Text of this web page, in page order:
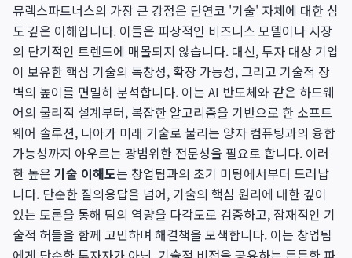
뮤렉스파트너스의 가장 큰 강점은 단연코 '기술' 자체에 대한 심
도 깊은 이해입니다. 이들은 피상적인 비즈니스 모델이나 시장
의 단기적인 트렌드에 매몰되지 않습니다. 대신, 투자 대상 기업
이 보유한 핵심 기술의 독창성, 확장 가능성, 그리고 기술적 장
벽의 높이를 면밀히 분석합니다. 이는 AI 반도체와 같은 하드웨
어의 물리적 설계부터, 복잡한 알고리즘을 기반으로 한 소프트
웨어 솔루션, 나아가 미래 기술로 불리는 양자 컴퓨팅과의 융합
가능성까지 아우르는 광범위한 전문성을 필요로 합니다. 이러
한 높은 기술 이해도는 창업팀과의 초기 미팅에서부터 드러납
니다. 단순한 질의응답을 넘어, 기술의 핵심 원리에 대한 깊이
있는 토론을 통해 팀의 역량을 다각도로 검증하고, 잠재적인 기
술적 허들을 함께 고민하며 해결책을 모색합니다. 이는 창업팀